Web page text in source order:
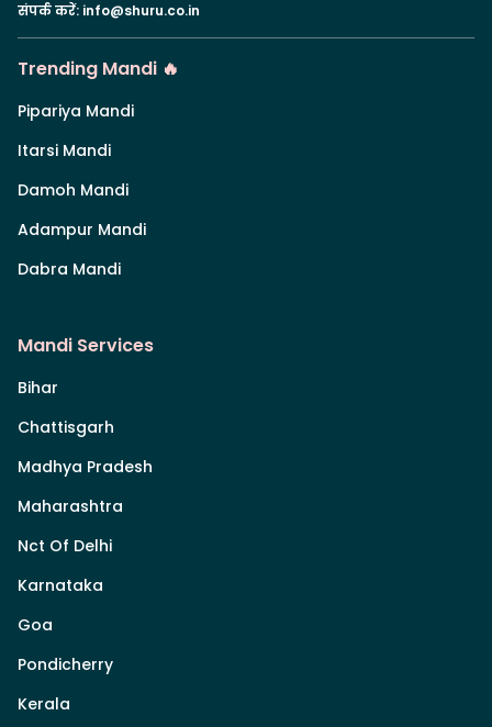
संपर्क करें: info@shuru.co.in
Trending Mandi 🔥
Pipariya Mandi
Itarsi Mandi
Damoh Mandi
Adampur Mandi
Dabra Mandi
Mandi Services
Bihar
Chattisgarh
Madhya Pradesh
Maharashtra
Nct Of Delhi
Karnataka
Goa
Pondicherry
Kerala